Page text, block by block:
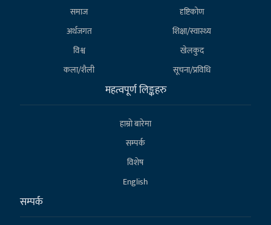
समाज
दृष्टिकोण
अर्थजगत
शिक्षा/स्वास्थ्य
विश्व
खेलकुद
कला/शैली
सूचना/प्रविधि
महत्वपूर्ण लिङ्कहरु
हाम्राे बारेमा
सम्पर्क
विशेष
English
सम्पर्क